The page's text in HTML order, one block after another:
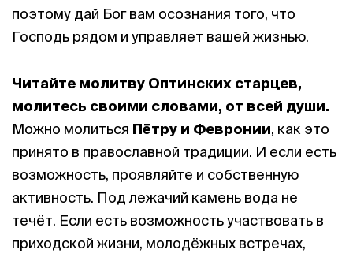
поэтому дай Бог вам осознания того, что
Господь рядом и управляет вашей жизнью.
Читайте молитву Оптинских старцев,
молитесь своими словами, от всей души.
Можно молиться Пётру и Февронии, как это
принято в православной традиции. И если есть
возможность, проявляйте и собственную
активность. Под лежачий камень вода не
течёт. Если есть возможность участвовать в
приходской жизни, молодёжных встречах,